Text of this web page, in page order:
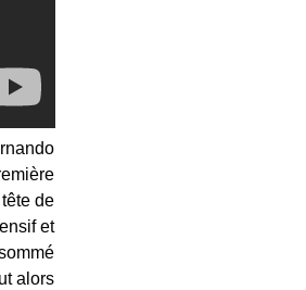
de
et
alors